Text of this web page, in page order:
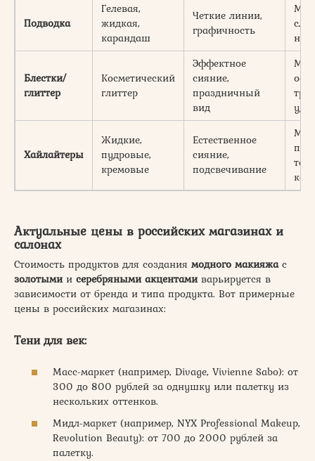
Подводка
Гелевая,
жидкая,
карандаш
Четкие линии,
графичность
Блестки/
глиттер
Косметический
глиттер
Эффектное
сияние,
праздничный
вид
Хайлайтеры
Жидкие,
пудровые,
кремовые
Естественное
сияние,
подсвечивание
Актуальные цены в российских магазинах и
салонах
Стоимость продуктов для создания модного макияжас
золотымии серебряными акцентамиварьируется в
зависимости от бренда и типа продукта. Вот примерные
цены в российских магазинах:
Тени для век:
Масс-маркет (например, Divage, Vivienne Sabo): от
300 до 800 рублей за однушку или палетку из
нескольких оттенков.
Мидл-маркет (например, NYX Professional Makeup,
Revolution Beauty): от 700 до 2000 рублей за
палетку.